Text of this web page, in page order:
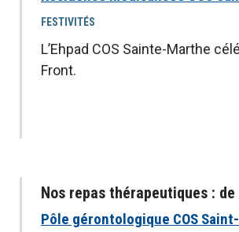
FESTIVITÉS
L’Ehpad COS Sainte-Marthe
Front.
Nos repas thérapeutiques :
Pôle gérontologique COS